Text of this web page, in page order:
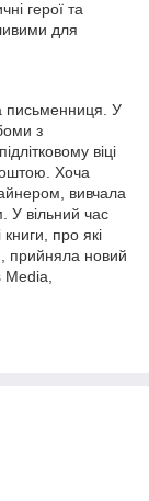
герої та
для
письменниця. У
з
віці
Хоча
вивчала
У вільний час
про які
прийняла новий